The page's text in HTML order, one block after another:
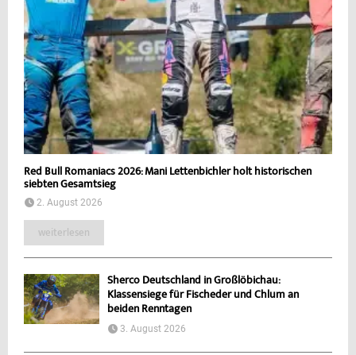
Red Bull Romaniacs 2026: Mani Lettenbichler holt historischen
siebten Gesamtsieg
2. August 2026
weiterlesen
Sherco Deutschland in Großlöbichau:
Klassensiege für Fischeder und Chlum an
beiden Renntagen
3. August 2026